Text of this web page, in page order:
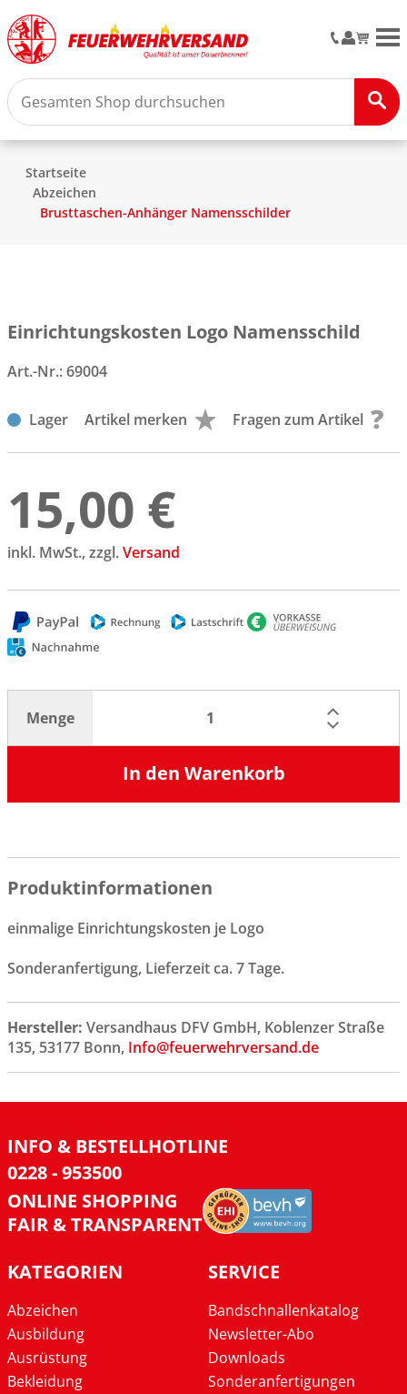
Startseite
Abzeichen
Brusttaschen-Anhänger Namensschilder
Einrichtungskosten Logo Namensschild
Art.-Nr.:69004
Lager Artikel merken Fragen zum Artikel
15,00 €
inkl. MwSt., zzgl.Versand
Menge
In den Warenkorb
Produktinformationen
einmalige Einrichtungskosten je Logo
Sonderanfertigung, Lieferzeit ca. 7 Tage.
Hersteller: Versandhaus DFV GmbH, Koblenzer Straße
135, 53177 Bonn, Info@feuerwehrversand.de
INFO & BESTELLHOTLINE
0228 - 953500
ONLINE SHOPPING
FAIR & TRANSPARENT
KATEGORIEN
Abzeichen
Ausbildung
Ausrüstung
Bekleidung
SERVICE
Bandschnallenkatalog
Newsletter-Abo
Downloads
Sonderanfertigungen